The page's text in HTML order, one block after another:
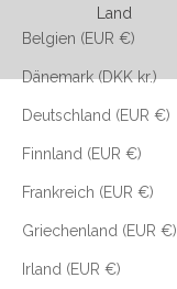
Land
Belgien (EUR €)
Dänemark (DKK kr.)
Deutschland (EUR €)
Finnland (EUR €)
Frankreich (EUR €)
Griechenland (EUR €)
Irland (EUR €)